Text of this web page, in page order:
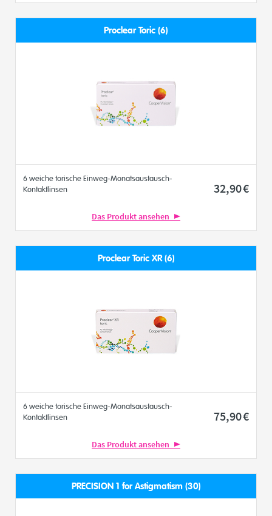
Proclear Toric (6)
6 weiche torische Einweg-Monatsaustausch-
Kontaktlinsen
32,90€
Das Produkt ansehen
Proclear Toric XR (6)
6 weiche torische Einweg-Monatsaustausch-
Kontaktlinsen
75,90€
Das Produkt ansehen
PRECISION 1 for Astigmatism (30)